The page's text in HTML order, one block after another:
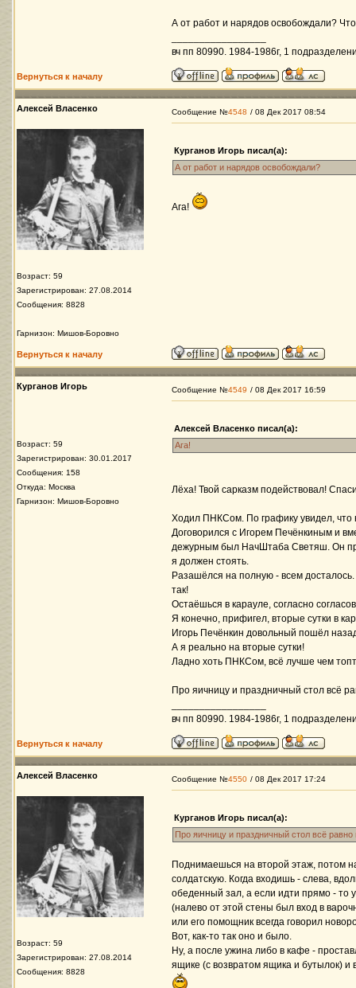
А от работ и нарядов освобождали?
вч пп 80990. 1984-1986г, 1
Вернуться к началу
Алексей Власенко
Возраст: 59
Зарегистрирован: 27.08.2014
Сообщения: 8828
Гарнизон: Мишов-Боровно
Сообщение №4548 / 08 Дек 2017 08:54
Курганов Игорь писал(а):
А от работ и нарядов освобождали?
Ага!
Вернуться к началу
Курганов Игорь
Возраст: 59
Зарегистрирован: 30.01.2017
Сообщения: 158
Откуда: Москва
Гарнизон: Мишов-Боровно
Сообщение №4549 / 08 Дек 2017 16:59
Алексей Власенко писал(а):
Ага!
Лёха! Твой сарказм подействовал!
Ходил ПНКСом. По графику увидел,
Договорился с Игорем Печёнкиным и
дежурным был НачШтаба Светяш. Он
я должен стоять.
Разашёлся на полную - всем
так!
Остаёшься в карауле, согласно
Я конечно, прифигел, вторые сутки в
Игорь Печёнкин довольный пошёл
А я реально на вторые сутки!
Ладно хоть ПНКСом, всё лучше чем
Про яичницу и праздничный стол всё
вч пп 80990. 1984-1986г, 1
Вернуться к началу
Алексей Власенко
Возраст: 59
Зарегистрирован: 27.08.2014
Сообщения: 8828
Сообщение №4550 / 08 Дек 2017 17:24
Курганов Игорь писал(а):
Про яичницу и праздничный стол всё
Поднимаешься на второй этаж, потом
солдатскую. Когда входишь - слева,
обеденный зал, а если идти прямо - то
(налево от этой стены был вход в
или его помощник всегда говорил
Вот, как-то так оно и было.
Ну, а после ужина либо в кафе -
ящике (с возвратом ящика и бутылок) и